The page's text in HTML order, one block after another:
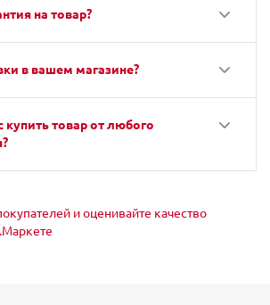
на товар?
в вашем магазине?
товар от любого